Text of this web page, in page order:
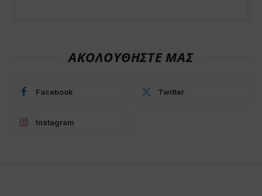
ΑΚΟΛΟΥΘΗΣΤΕ ΜΑΣ
Facebook Twitter
Instagram